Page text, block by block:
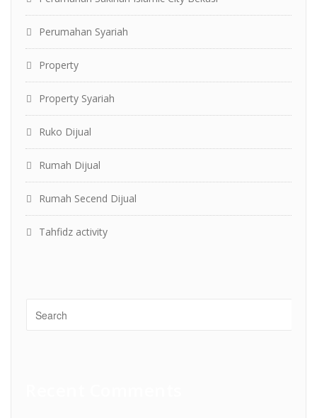
Perumahan Syariah
Property
Property Syariah
Ruko Dijual
Rumah Dijual
Rumah Secend Dijual
Tahfidz activity